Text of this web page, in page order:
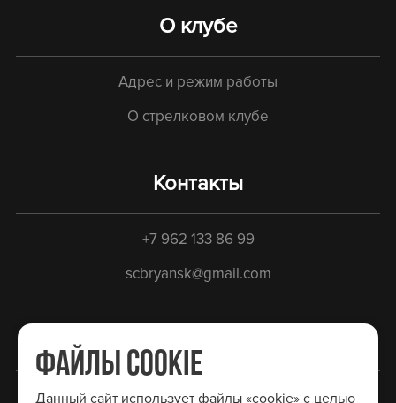
О клубе
Адрес и режим работы
О стрелковом клубе
Контакты
+7 962 133 86 99
scbryansk@gmail.com
Вконтакте
ФАЙЛЫ COOKIE
Данный сайт использует файлы «cookie» с целью